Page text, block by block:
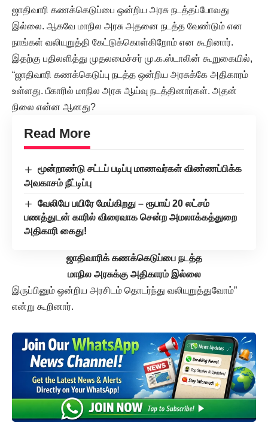
ஜாதிவாரி கணக்கெடுப்பை ஒன்றிய அரசு நடத்தப்போவது
இல்லை. ஆகவே மாநில அரசு அதனை நடத்த வேண்டும் என
நாங்கள் வலியுறுத்தி கேட்டுக்கொள்கிறோம் என கூறினார்.
இதற்கு பதிலளித்து முதலமைச்சர் மு.க.ஸ்டாலின் கூறுகையில்,
“ஜாதிவாரி கணக்கெடுப்பு நடத்த ஒன்றிய அரசுக்கே அதிகாரம்
உள்ளது. பீகாரில் மாநில அரசு ஆய்வு நடத்தினார்கள். அதன்
நிலை என்ன ஆனது?
Read More
மூன்றாண்டு சட்டப் படிப்பு மாணவர்கள் விண்ணப்பிக்க
அவகாசம் நீட்டிப்பு
வேலியே பயிரே மேய்கிறது – ரூபாய் 20 லட்சம்
பணத்துடன் காரில் விரைவாக சென்ற அமலாக்கத்துறை
அதிகாரி கைது!
ஜாதிவாரிக் கணக்கெடுப்பை நடத்த
மாநில அரசுக்கு அதிகாரம் இல்லை
இருப்பினும் ஒன்றிய அரசிடம் தொடர்ந்து வலியுறுத்துவோம்”
என்று கூறினார்.